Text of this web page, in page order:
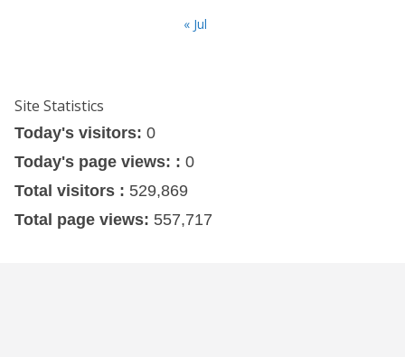
« Jul
Site Statistics
Today's visitors: 0
Today's page views: : 0
Total visitors : 529,869
Total page views: 557,717